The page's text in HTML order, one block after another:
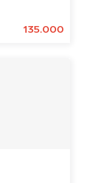
135.000